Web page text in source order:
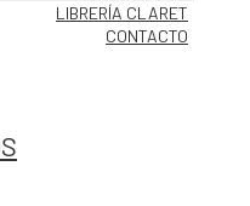
LIBRERÍA CLARET
CONTACTO